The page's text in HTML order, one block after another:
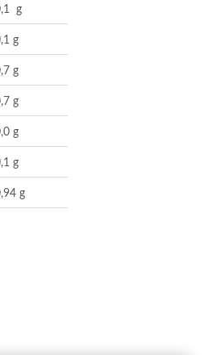
g
g
g
g
g
g
g